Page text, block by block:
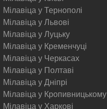
Мілавіца у Тернополі
Мілавіца у Львові
Мілавіца у Луцьку
Мілавіца у Кременчуці
Мілавіца у Черкасах
Мілавіца у Полтаві
Мілавіца у Дніпрі
Мілавіца у Кропивницькому
Мілавіца у Харкові